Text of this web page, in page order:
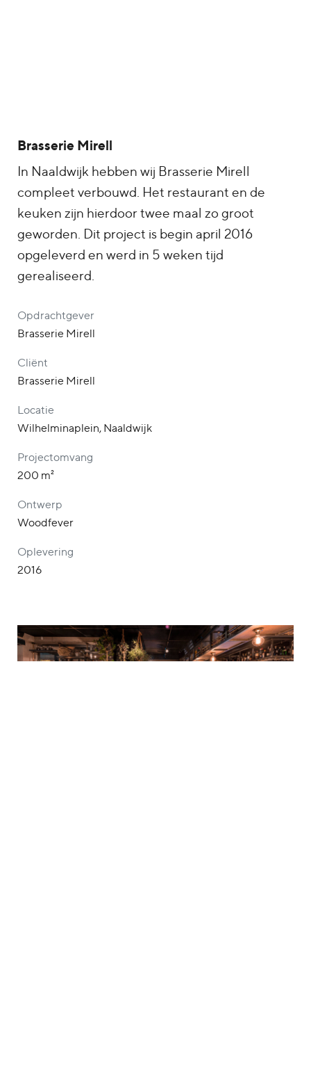
Brasserie Mirell
In Naaldwijk hebben wij Brasserie Mirell
compleet verbouwd. Het restaurant en de
keuken zijn hierdoor twee maal zo groot
geworden. Dit project is begin april 2016
opgeleverd en werd in 5 weken tijd
gerealiseerd.
Opdrachtgever
Brasserie Mirell
Cliënt
Brasserie Mirell
Locatie
Wilhelminaplein, Naaldwijk
Projectomvang
200 m²
Ontwerp
Woodfever
Oplevering
2016